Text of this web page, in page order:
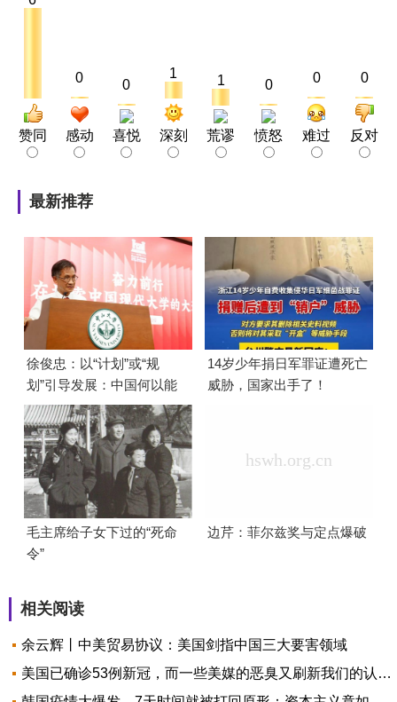
赞同
0
感动
0
喜悦
1
深刻
1
荒谬
0
愤怒
0
难过
0
反对
最新推荐
徐俊忠：以“计划”或“规
划”引导发展：中国何以能
够成功
14岁少年捐日军罪证遭死亡
威胁，国家出手了！
毛主席给子女下过的“死命
令”
边芹：菲尔兹奖与定点爆破
相关阅读
余云辉丨中美贸易协议：美国剑指中国三大要害领域
美国已确诊53例新冠，而一些美媒的恶臭又刷新我们的认知！